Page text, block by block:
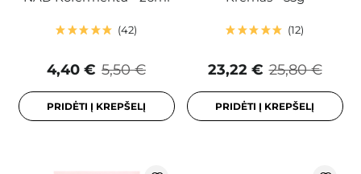
42
5,50 €
4,40 €
PRIDĖTI Į KREPŠELĮ
12
25,80 €
23,22 €
PRIDĖTI Į KREPŠELĮ